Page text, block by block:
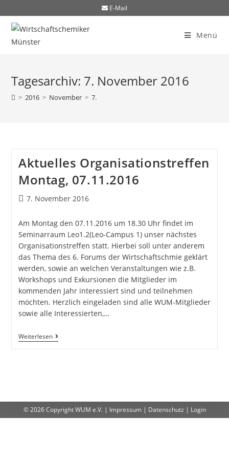
E-Mail
Menü
Tagesarchiv: 7. November 2016
> 2016 > November > 7.
Aktuelles Organisationstreffen
Montag, 07.11.2016
7. November 2016
Am Montag den 07.11.2016 um 18.30 Uhr findet im
Seminarraum Leo1.2(Leo-Campus 1) unser nächstes
Organisationstreffen statt. Hierbei soll unter anderem
das Thema des 6. Forums der Wirtschaftschmie geklärt
werden, sowie an welchen Veranstaltungen wie z.B.
Workshops und Exkursionen die Mitglieder im
kommenden Jahr interessiert sind und teilnehmen
möchten. Herzlich eingeladen sind alle WUM-Mitglieder
sowie alle Interessierten,…
Weiterlesen
© 2026 CopyrightWUM e.V.| Impressum| Datenschutz | Login